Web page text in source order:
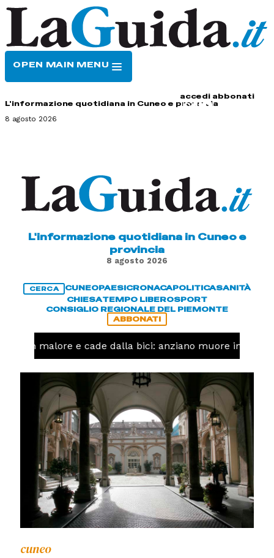
OPEN MAIN MENU
accedi abbonati
L'informazione quotidiana in Cuneo e provincia
8 agosto 2026
L'informazione quotidiana in Cuneo e
provincia
8 agosto 2026
CERCA CUNEOPAESICRONACAPOLITICASANITÀ
CHIESATEMPO LIBEROSPORT
CONSIGLIO REGIONALE DEL PIEMONTE
ABBONATI
Ha un malore e cade dalla bici: anziano muore in corso
cuneo